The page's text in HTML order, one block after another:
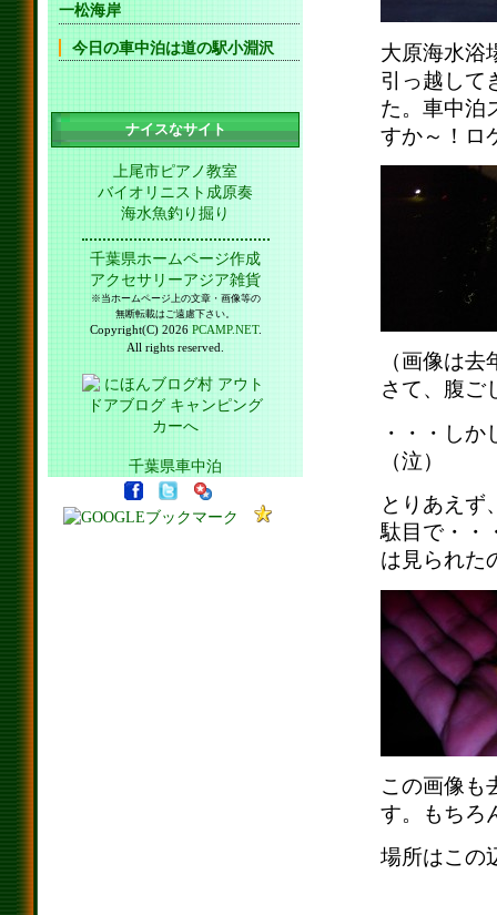
大原海水浴
引っ越して
た。車中泊
すか～！ロ
（画像は
さて、腹ご
・・・し
（泣）
とりあえず
駄目で・・
は見られた
この画像も
す。もちろ
場所はこの
一松海岸
今日の車中泊は道の駅小淵沢
ナイスなサイト
上尾市ピアノ教室
バイオリニスト成原奏
海水魚釣り掘り
千葉県ホームページ作成
アクセサリーアジア雑貨
※当ホームページ上の文章・画像等の
無断転載はご遠慮下さい。
Copyright(C) 2026 PCAMP.NET.
All rights reserved.
千葉県車中泊